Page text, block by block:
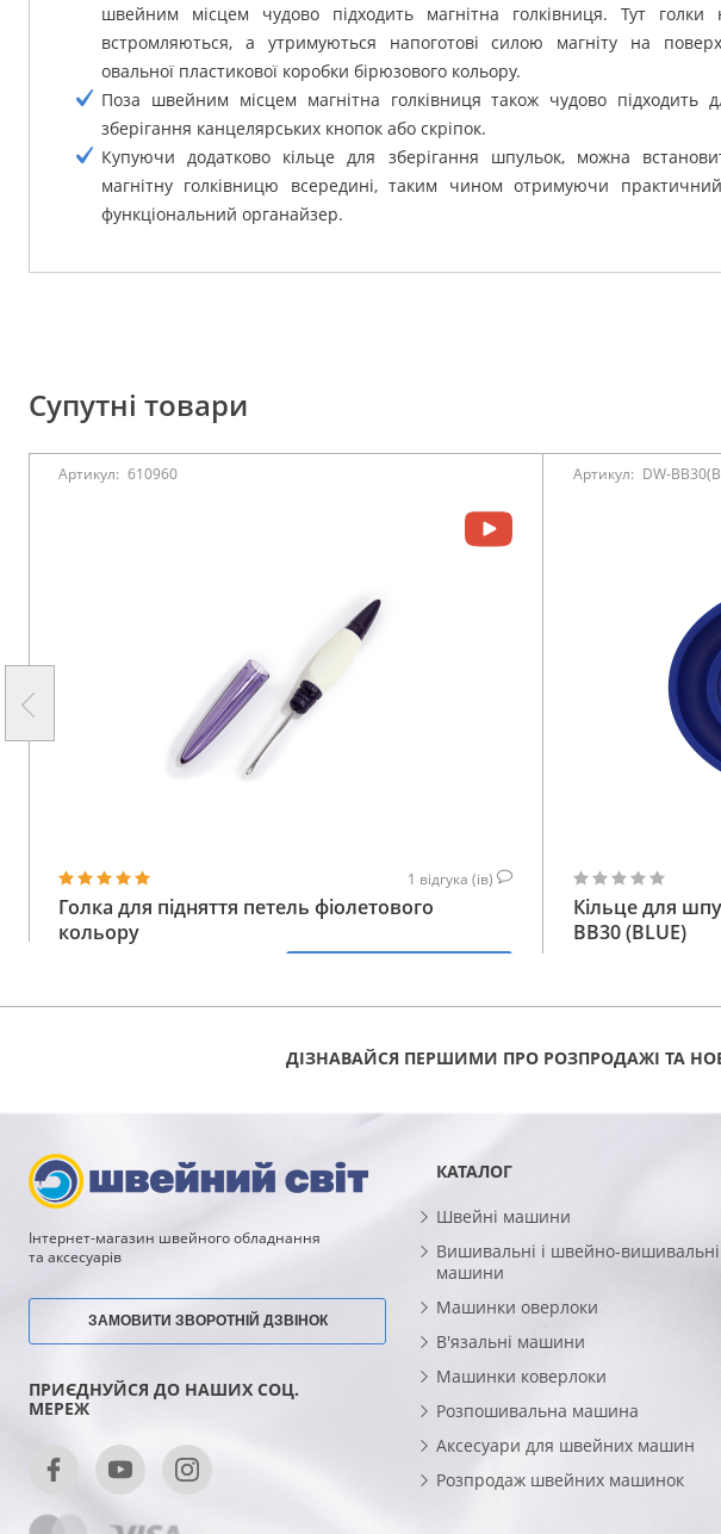
швейним місцем чудово підходить магнітна голківниця.
Тут голки
встромляються, а утримуються напоготові силою магніту на
овальної пластикової коробки бірюзового кольору.
Поза швейним місцем магнітна голківниця також чудово підходить
зберігання канцелярських кнопок або скріпок.
Купуючи додатково кільце для зберігання шпульок, можна
магнітну голківницю всередині, таким чином отримуючи
функціональний органайзер.
Супутні товари
Артикул: 610960
1 відгука (ів)
Голка для підняття петель фіолетового
кольору
Артикул: DW-
Кільце для
BB30 (BLUE)
ДІЗНАВАЙСЯ ПЕРШИМИ ПРО РОЗПРОДАЖІ ТА
Інтернет-магазин швейного обладнання
та аксесуарів
ЗАМОВИТИ ЗВОРОТНІЙ ДЗВІНОК
ПРИЄДНУЙСЯ ДО НАШИХ СОЦ.
МЕРЕЖ
КАТАЛОГ
Швейні машини
Вишивальні і швейно-вишивальні
машини
Машинки оверлоки
В'язальні машини
Машинки коверлоки
Розпошивальна машина
Аксесуари для швейних машин
Розпродаж швейних машинок